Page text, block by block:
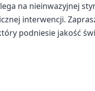
na nieinwazyjnej
interwencji.
podniesie jakość